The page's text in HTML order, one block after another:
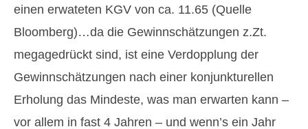
einen erwateten KGV von ca. 11.65 (Quelle
Bloomberg)…da die Gewinnschätzungen z.Zt.
megagedrückt sind, ist eine Verdopplung der
Gewinnschätzungen nach einer konjunkturellen
Erholung das Mindeste, was man erwarten kann –
vor allem in fast 4 Jahren – und wenn’s ein Jahr